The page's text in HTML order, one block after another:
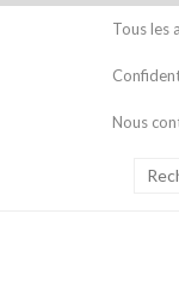
Tous les
Nous